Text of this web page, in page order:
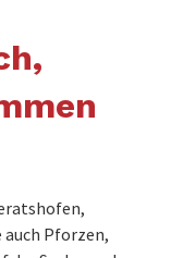
Pforzen,